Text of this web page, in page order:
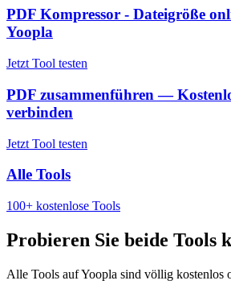
PDF Kompressor - Dateigröße
Yoopla
Jetzt Tool testen
PDF zusammenführen —
verbinden
Jetzt Tool testen
Alle Tools
100+ kostenlose Tools
Probieren Sie beide Tools
Alle Tools auf Yoopla sind völlig kostenlos